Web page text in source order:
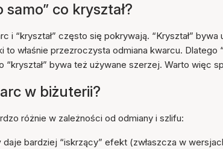
co kryształ?
i “kryształ” często się pokrywają. “Kryształ”
to właśnie przezroczysta odmiana kwarcu.
“kryształ” bywa też używane szerzej. Warto więc
w biżuterii?
różnie w zależności od odmiany i szlifu:
daje bardziej “iskrzący” efekt (zwłaszcza w